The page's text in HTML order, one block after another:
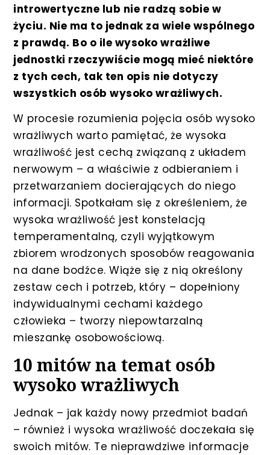
introwertyczne lub nie radzą sobie w
życiu. Nie ma to jednak za wiele wspólnego
z prawdą. Bo o ile wysoko wrażliwe
jednostki rzeczywiście mogą mieć niektóre
z tych cech, tak ten opis nie dotyczy
wszystkich osób wysoko wrażliwych.
W procesie rozumienia pojęcia osób wysoko
wrażliwych warto pamiętać, że wysoka
wrażliwość jest cechą związaną z układem
nerwowym – a właściwie z odbieraniem i
przetwarzaniem docierających do niego
informacji. Spotkałam się z określeniem, że
wysoka wrażliwość jest konstelacją
temperamentalną, czyli wyjątkowym
zbiorem wrodzonych sposobów reagowania
na dane bodźce. Wiąże się z nią określony
zestaw cech i potrzeb, który – dopełniony
indywidualnymi cechami każdego
człowieka – tworzy niepowtarzalną
mieszankę osobowościową.
10 mitów na temat osób
wysoko wrażliwych
Jednak – jak każdy nowy przedmiot badań
– również i wysoka wrażliwość doczekała się
swoich mitów. Te nieprawdziwe informacje